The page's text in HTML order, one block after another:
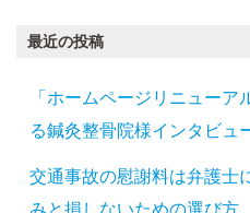
最近の投稿
「ホームページリニュー
る鍼灸整骨院様インタビュ
交通事故の慰謝料は弁護士